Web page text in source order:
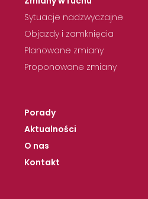
Sytuacje nadzwyczajne
Objazdy i zamknięcia
Planowane zmiany
Proponowane zmiany
Porady
Aktualności
O nas
Kontakt